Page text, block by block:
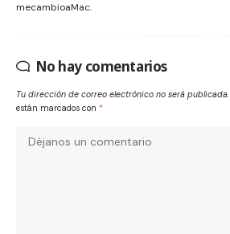
mecambioaMac.
No hay comentarios
Tu dirección de correo electrónico no será publicada.
están marcados con *